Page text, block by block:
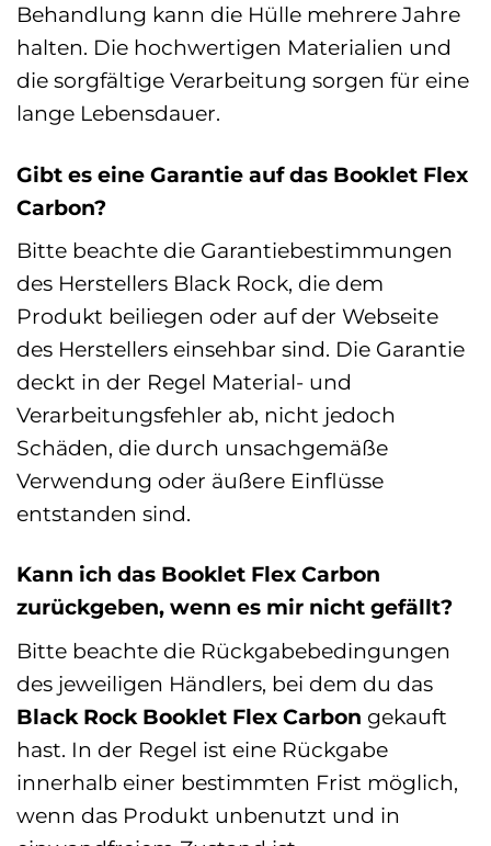
Behandlung kann die Hülle mehrere Jahre
halten. Die hochwertigen Materialien und
die sorgfältige Verarbeitung sorgen für eine
lange Lebensdauer.
Gibt es eine Garantie auf das Booklet Flex
Carbon?
Bitte beachte die Garantiebestimmungen
des Herstellers Black Rock, die dem
Produkt beiliegen oder auf der Webseite
des Herstellers einsehbar sind. Die Garantie
deckt in der Regel Material- und
Verarbeitungsfehler ab, nicht jedoch
Schäden, die durch unsachgemäße
Verwendung oder äußere Einflüsse
entstanden sind.
Kann ich das Booklet Flex Carbon
zurückgeben, wenn es mir nicht gefällt?
Bitte beachte die Rückgabebedingungen
des jeweiligen Händlers, bei dem du das
Black Rock Booklet Flex Carbon gekauft
hast. In der Regel ist eine Rückgabe
innerhalb einer bestimmten Frist möglich,
wenn das Produkt unbenutzt und in